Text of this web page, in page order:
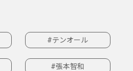
#テンオール
#張本智和